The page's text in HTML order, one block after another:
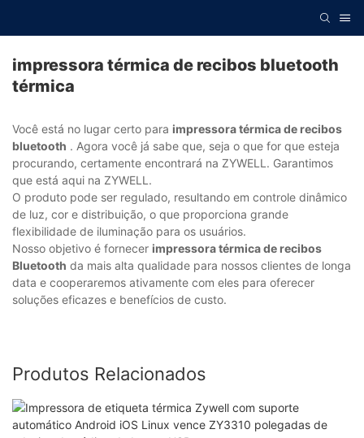
impressora térmica de recibos bluetooth
térmica
Você está no lugar certo para impressora térmica de recibos
bluetooth . Agora você já sabe que, seja o que for que esteja
procurando, certamente encontrará na ZYWELL. Garantimos
que está aqui na ZYWELL.
O produto pode ser regulado, resultando em controle dinâmico
de luz, cor e distribuição, o que proporciona grande
flexibilidade de iluminação para os usuários.
Nosso objetivo é fornecer impressora térmica de recibos
Bluetooth da mais alta qualidade para nossos clientes de longa
data e cooperaremos ativamente com eles para oferecer
soluções eficazes e benefícios de custo.
Produtos Relacionados